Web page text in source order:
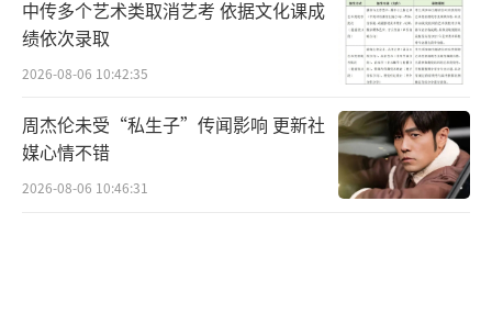
中传多个艺术类取消艺考 依据文化课成
绩依次录取
2026-08-06 10:42:35
周杰伦未受“私生子”传闻影响 更新社
媒心情不错
2026-08-06 10:46:31